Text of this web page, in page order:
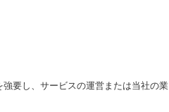
要し、サービスの運営または当社の業